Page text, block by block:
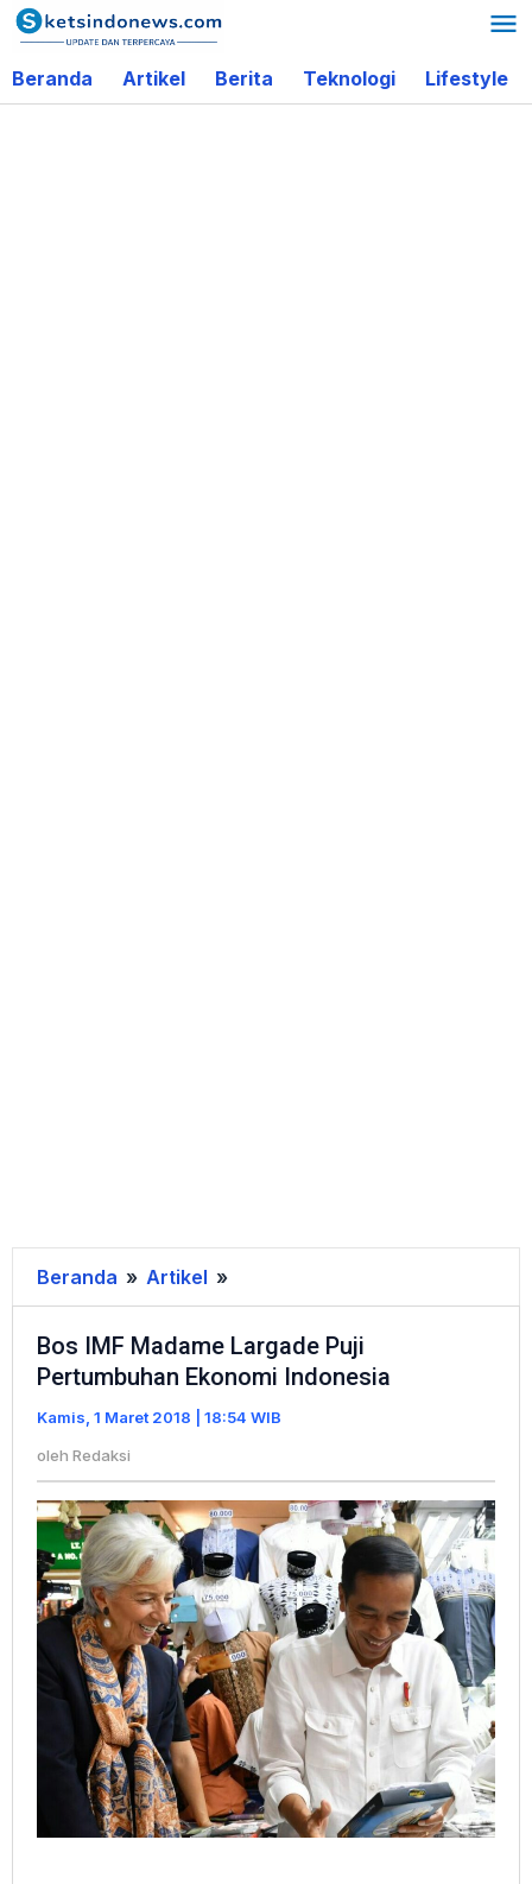
Lewati
ke
konten
Beranda Artikel Berita Teknologi Lifestyle
Beranda » Artikel »
IMF
Madame
Largade
Puji
Ekonomi
Indonesia
Bos IMF Madame Largade Puji
Pertumbuhan Ekonomi Indonesia
Kamis, 1 Maret 2018 | 18:54 WIB
oleh Redaksi